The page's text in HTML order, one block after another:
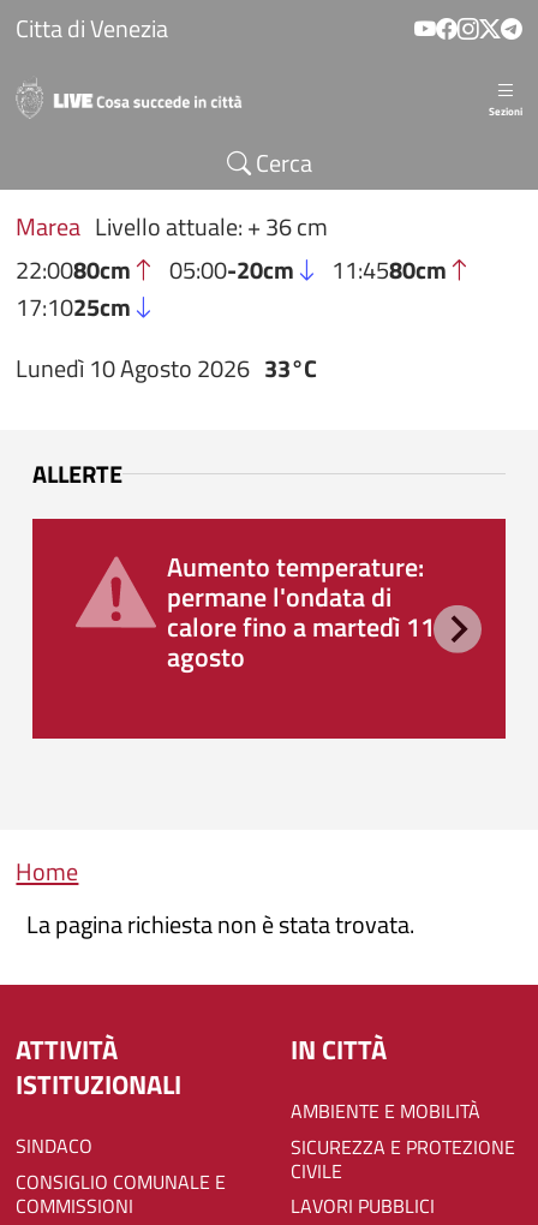
Salta al contenuto principale
Citta di Venezia
Sezioni
Cerca
Marea Livello attuale: + 36 cm
22:0080cm 05:00-20cm 11:4580cm
17:1025cm
Lunedì 10 Agosto 2026 33°C
ALLERTE
Aumento temperature:
permane l'ondata di
calore fino a martedì 11
agosto
Briciole di pane
Home
La pagina richiesta non è stata trovata.
ATTIVITÀ
ISTITUZIONALI
SINDACO
CONSIGLIO COMUNALE E
COMMISSIONI
IN CITTÀ
AMBIENTE E MOBILITÀ
SICUREZZA E PROTEZIONE
CIVILE
LAVORI PUBBLICI